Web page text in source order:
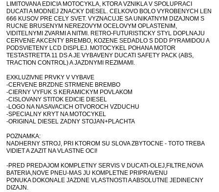
LIMITOVANA EDICIA MOTOCYKLA, KTORA VZNIKLA V SPOLUPRACI
DUCATI A MODNEJ ZNACKY DIESEL. CELKOVO BOLO VYROBENYCH LEN
666 KUSOV PRE CELY SVET. VYZNACUJE SA UNIKATNYM DIZAJNOM S
RUCNE BRUSENYM NEREZOVYM OCELOVYM OPLASTENIM,
VIDITELNYMI ZVARMI A NITMI. RETRO-FUTURISTICKY STYL DOPLNAJU
CERVENE AKCENTY BREMBO, KOZENE SEDADLO S DDD PYRAMIDOU A
PODSVIETENY LCD DISPLEJ. MOTOCYKEL POHANA MOTOR
TESTASTRETTA 11 DS A JE VYBAVENY DUCATI SAFETY PACK (ABS,
TRACTION CONTROL) A JAZDNYMI REZIMAMI.
EXKLUZIVNE PRVKY V VYBAVE
-CERVENE BRZDNE STRMENE BREMBO
-CIERNY VYFUK S KERAMICKYM POVLAKOM
-CISLOVANY STITOK EDICIE DIESEL
-LOGO NA NASAVACICH OTVOROCH VZDUCHU
-SPECIALNY KRYT NA MOTOCYKEL
-ORIGINAL DIESEL ZADNY STOJAN+PLACHTA
POZNAMKA:
NADHERNY STROJ, PRI KTOROM SU SLOVA ZBYTOCNE - TOTO TREBA
VIDIET A ZAZIT NA VLASTNE OCI!
-PRED PREDAJOM KOMPLETNY SERVIS V DUCATI-OLEJ,FILTRE,NOVA
BATERIA,NOVE PNEU-MAS JU KOMPLETNE PRIPRAVENU
PONUKA DOKONALE JAZDNE VLASTNOSTI A ABSOLUTNE JEDINECNY
DIZAJN.